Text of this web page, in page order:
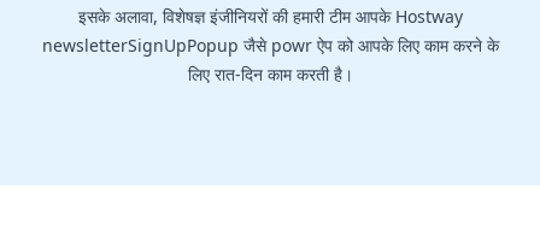
इसके अलावा, विशेषज्ञ इंजीनियरों की हमारी टीम आपके Hostway
newsletterSignUpPopup जैसे powr ऐप को आपके लिए काम करने के
लिए रात-दिन काम करती है।